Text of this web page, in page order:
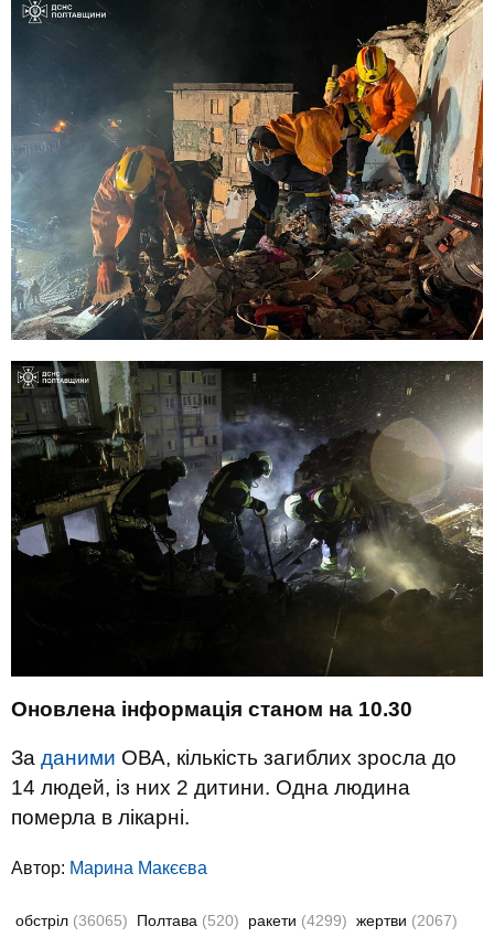
Оновлена інформація станом на 10.30
За даними ОВА, кількість загиблих зросла до
14 людей, із них 2 дитини. Одна людина
померла в лікарні.
Автор: Марина Макєєва
обстріл (36065) Полтава (520) ракети (4299) жертви (2067)